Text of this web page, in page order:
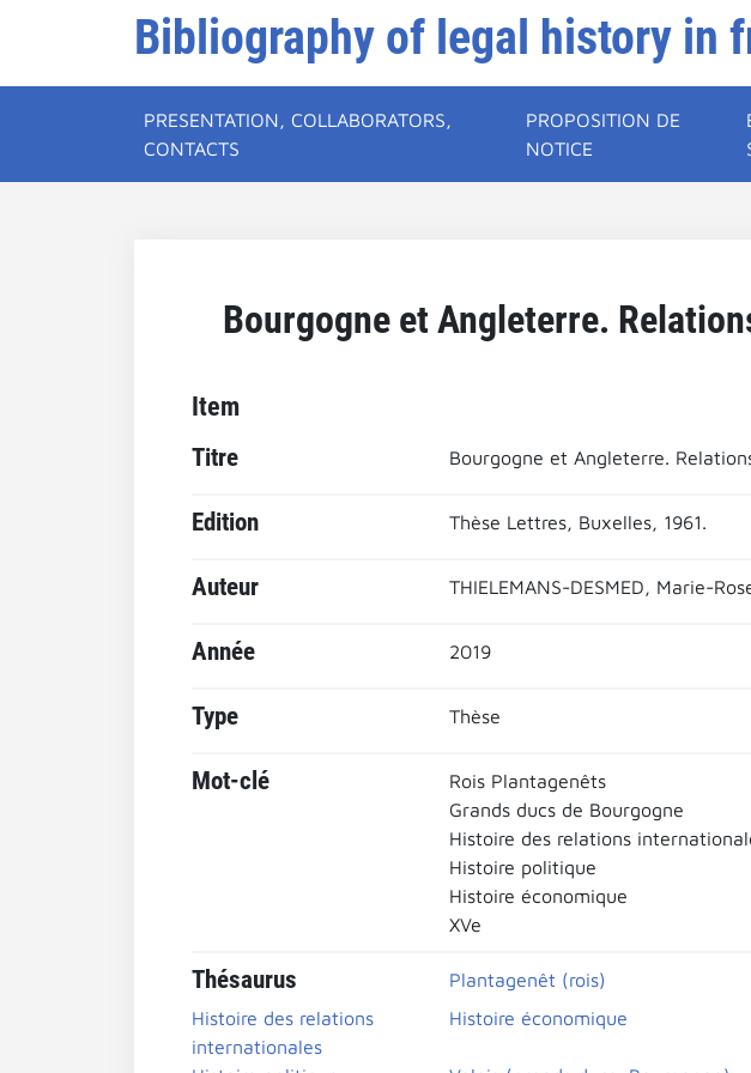
Bibliography of legal history in
PRESENTATION, COLLABORATORS,
CONTACTS
PROPOSITION DE
NOTICE
Bourgogne et Angleterre.
Item
Titre Bourgogne et Angleterre.
Edition Thèse Lettres, Buxelles, 1961.
Auteur THIELEMANS-DESMED, Marie-
Année 2019
Type Thèse
Mot-clé
Rois Plantagenêts
Grands ducs de Bourgogne
Histoire des relations
Histoire politique
Histoire économique
XVe
Thésaurus
Plantagenêt (rois)
Histoire des relations
internationales
Histoire économique